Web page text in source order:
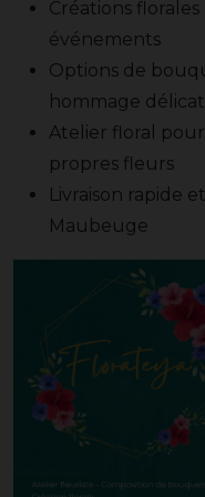
Créations
événements
Options de
hommage délicat
Atelier floral
propres fleurs
Livraison rapide
Maubeuge